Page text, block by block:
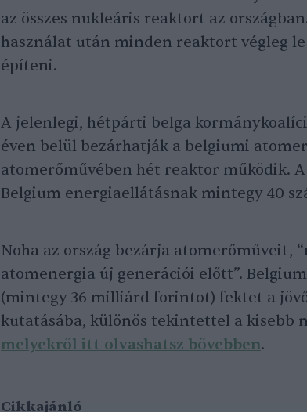
az összes nukleáris reaktort az
használat után minden reaktort végleg
építeni.
A jelenlegi, hétpárti belga
éven belül bezárhatják a belgiumi
atomerőművében hét reaktor működik.
Belgium energiaellátásnak mintegy 40
Noha az ország bezárja atomerőműveit,
atomenergia új generációi előtt”.
(mintegy 36 milliárd forintot) fektet a
kutatásába, különös tekintettel a kisebb
melyekről itt olvashatsz bővebben.
Cikkajánló